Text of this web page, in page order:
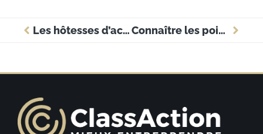
Les hôtesses d’accueil: qualité, formation et rôle en entreprise Connaître les points essentiels relatifs au Conseil des Prud’hommes